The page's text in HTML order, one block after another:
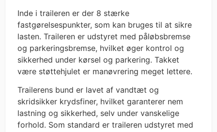
Inde i traileren er der 8 stærke
fastgørelsespunkter, som kan bruges til at sikre
lasten. Traileren er udstyret med påløbsbremse
og parkeringsbremse, hvilket øger kontrol og
sikkerhed under kørsel og parkering. Takket
være støttehjulet er manøvrering meget lettere.
Trailerens bund er lavet af vandtæt og
skridsikker krydsfiner, hvilket garanterer nem
lastning og sikkerhed, selv under vanskelige
forhold. Som standard er traileren udstyret med